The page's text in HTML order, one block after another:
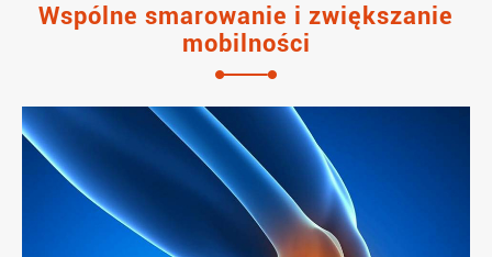
Wspólne smarowanie i zwiększanie
mobilności